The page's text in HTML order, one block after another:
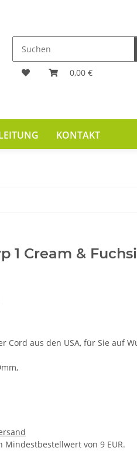
0,00 €
KONTAKT
1 Cream &
Cord aus den USA, für Sie auf
Mindestbestellwert von 9 EUR.